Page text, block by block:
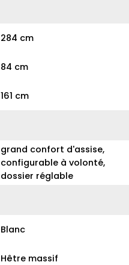
284 cm
84 cm
161 cm
grand confort d'assise,
configurable à volonté,
dossier réglable
Blanc
Hêtre massif